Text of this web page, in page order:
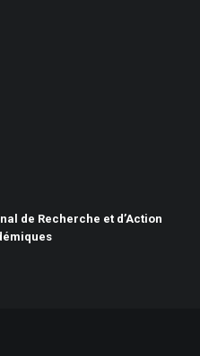
de Recherche et d’Action